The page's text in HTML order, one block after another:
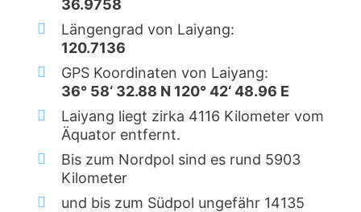
36.9758
Längengrad von Laiyang:
120.7136
GPS Koordinaten von Laiyang:
36° 58‘ 32.88 N 120° 42‘ 48.96 E
Laiyang liegt zirka 4116 Kilometer vom
Äquator entfernt.
Bis zum Nordpol sind es rund 5903
Kilometer
und bis zum Südpol ungefähr 14135